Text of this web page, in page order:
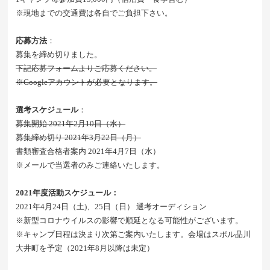
※現地までの交通費は各自でご負担下さい。
応募方法 ：
募集を締め切りました。
下記応募フォームよりご応募ください。
※Googleアカウントが必要となります。
選考スケジュール：
募集開始 2021年2月10日（水）
募集締め切り 2021年3月22日（月）
書類審査合格者案内 2021年4月7日（水）
※メールで当選者のみご連絡いたします。
2021年度活動スケジュール：
2021年4月24日（土)、25日（日） 選考オーディション
※新型コロナウイルスの影響で順延となる可能性がございます。
※キャンプ日程は決まり次第ご案内いたします。会場はスポル品川
大井町を予定（2021年8月以降は未定）